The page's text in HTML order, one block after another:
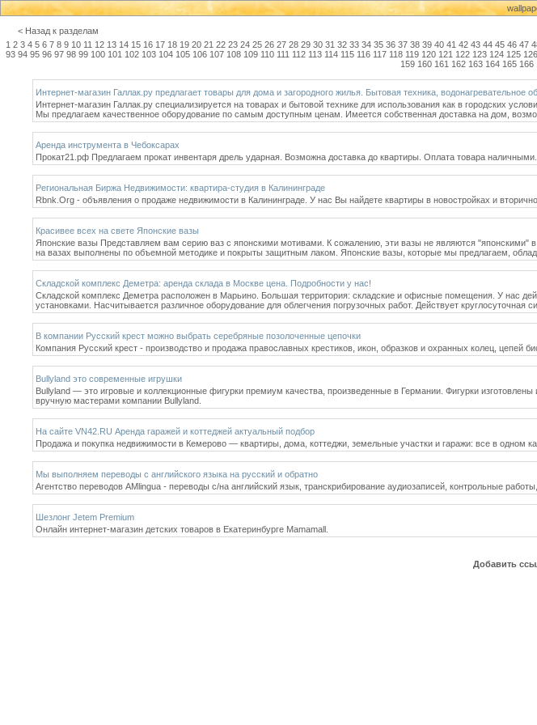
< Назад к разделам
1 2 3 4 5 6 7 8 9 10 11 12 13 14 15 16 17 18 19 20 21 22 23 24 25 26 27 28 29 30 31 32 33 34 35 36 37 38 39 40 41 42 43 44 45 46 47
93 94 95 96 97 98 99 100 101 102 103 104 105 106 107 108 109 110 111 112 113 114 115 116 117 118 119 120 121 122 123 124 125 126
159 160 161 162 163 164 165 166
Интернет-магазин Галлак.ру предлагает товары для дома и загородного жилья. Бытовая техника, водонагревательное
Интернет-магазин Галлак.ру специализируется на товарах и бытовой технике для использования как в городских
Мы предлагаем качественное оборудование по самым доступным ценам. Имеется собственная доставка на дом,
Аренда инструмента в Чебоксарах
Прокат21.рф Предлагаем прокат инвентаря дрель ударная. Возможна доставка до квартиры. Оплата товара
Региональная Биржа Недвижимости: квартира-студия в Калининграде
Rbnk.Org - объявления о продаже недвижимости в Калининграде. У нас Вы найдете квартиры в новостройках и
Красивее всех на свете Японские вазы
Японские вазы Представляем вам серию ваз с японскими мотивами. К сожалению, эти вазы не являются
на вазах выполнены по объемной методике и покрыты защитным лаком. Японские вазы, которые мы предлагаем,
Складской комплекс Деметра: аренда склада в Москве цена. Подробности у нас!
Складской комплекс Деметра расположен в Марьино. Большая территория: складские и офисные помещения. У нас
установками. Насчитывается различное оборудование для облегчения погрузочных работ. Действует
В компании Русский крест можно выбрать серебряные позолоченные цепочки
Компания Русский крест - производство и продажа православных крестиков, икон, образков и охранных колец, цепей
Bullyland это современные игрушки
Bullyland — это игровые и коллекционные фигурки премиум качества, произведенные в Германии. Фигурки
вручную мастерами компании Bullyland.
На сайте VN42.RU Аренда гаражей и коттеджей актуальный подбор
Продажа и покупка недвижимости в Кемерово — квартиры, дома, коттеджи, земельные участки и гаражи: все в одном
Мы выполняем переводы с английского языка на русский и обратно
Агентство переводов AMlingua - переводы с/на английский язык, транскрибирование аудиозаписей, контрольные
Шезлонг Jetem Premium
Онлайн интернет-магазин детских товаров в Екатеринбурге Mamamall.
Добавить